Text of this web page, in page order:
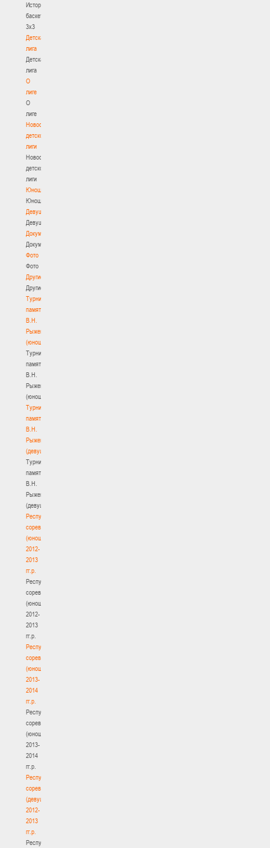
История
баскетбола
3х3
Детская
лига
Детская
лига
О
лиге
О
лиге
Новости
детской
лиги
Новости
детской
лиги
Юноши
Юноши
Девушки
Девушки
Документы
Документы
Фото
Фото
Другие
Другие
Турнир
памяти
В.Н.
Рыженкова
(юноши)
Турнир
памяти
В.Н.
Рыженкова
(юноши)
Турнир
памяти
В.Н.
Рыженкова
(девушки)
Турнир
памяти
В.Н.
Рыженкова
(девушки)
Республиканские
соревнования
(юноши)
2012-
2013
гг.р.
Республиканские
соревнования
(юноши)
2012-
2013
гг.р.
Республиканские
соревнования
(юноши)
2013-
2014
гг.р.
Республиканские
соревнования
(юноши)
2013-
2014
гг.р.
Республиканские
соревнования
(девушки)
2012-
2013
гг.р.
Республиканские